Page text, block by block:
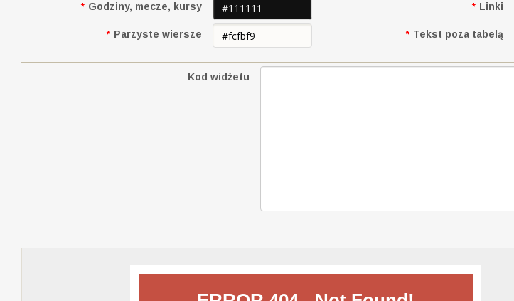
* Godziny, mecze, kursy * Linki
* Parzyste wiersze * Tekst poza tabelą
Kod widżetu